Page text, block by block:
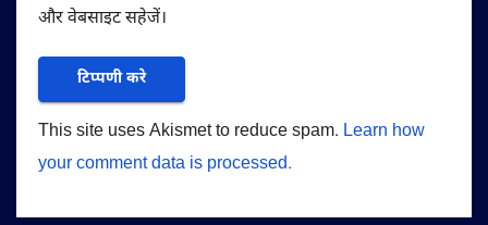
और वेबसाइट सहेजें।
This site uses Akismet to reduce spam. Learn how
your comment data is processed.